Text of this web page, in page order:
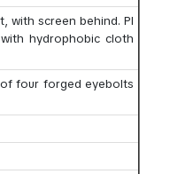
with screen behind. PI
hydrophobic cloth
of four forged eyebolts